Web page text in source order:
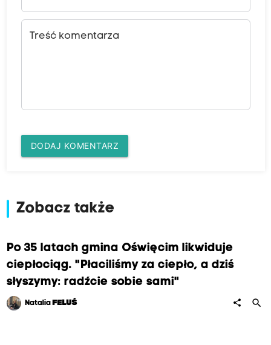
Treść komentarza
DODAJ KOMENTARZ
Zobacz także
Po 35 latach gmina Oświęcim likwiduje
ciepłociąg. "Płaciliśmy za ciepło, a dziś
słyszymy: radźcie sobie sami"
Natalia FELUŚ share search